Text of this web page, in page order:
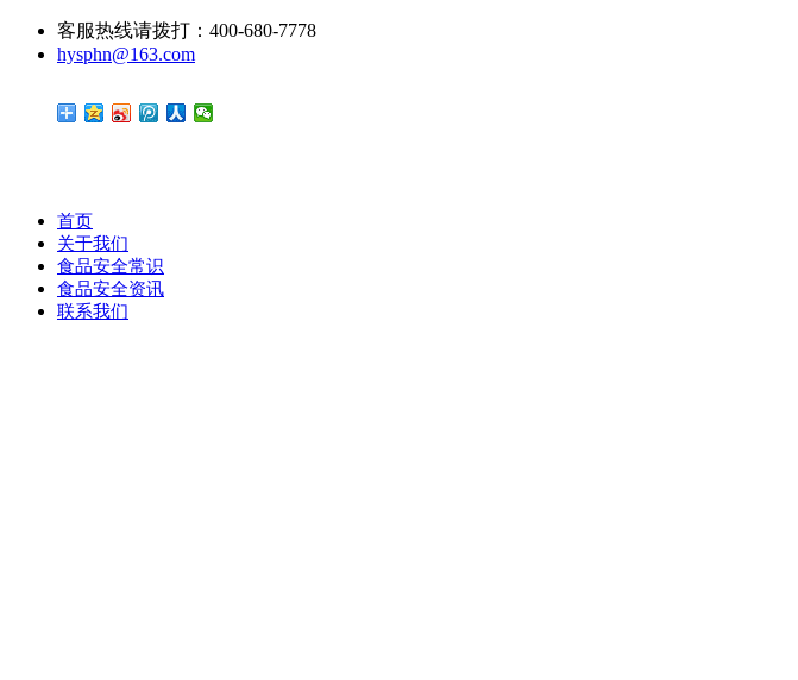
客服热线请拨打：400-680-7778
hysphn@163.com
首页
关于我们
食品安全常识
食品安全资讯
联系我们